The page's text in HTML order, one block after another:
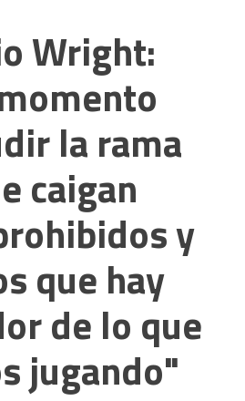
Wright:
la rama
caigan
y
que hay
de lo que
jugando"